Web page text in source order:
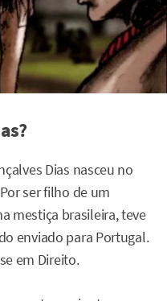
Dias nasceu no
ser filho de um
mestiça brasileira, teve
enviado para Portugal.
em Direito.